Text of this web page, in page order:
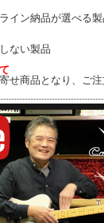
イン納品が選べる
ない製品
せ商品となり、ご